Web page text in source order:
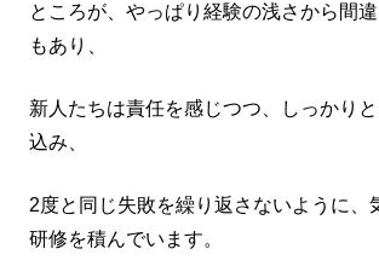
ところが、やっぱり経験の浅さから間
もあり、
新人たちは責任を感じつつ、しっかり
込み、
2度と同じ失敗を繰り返さないように、
研修を積んでいます。